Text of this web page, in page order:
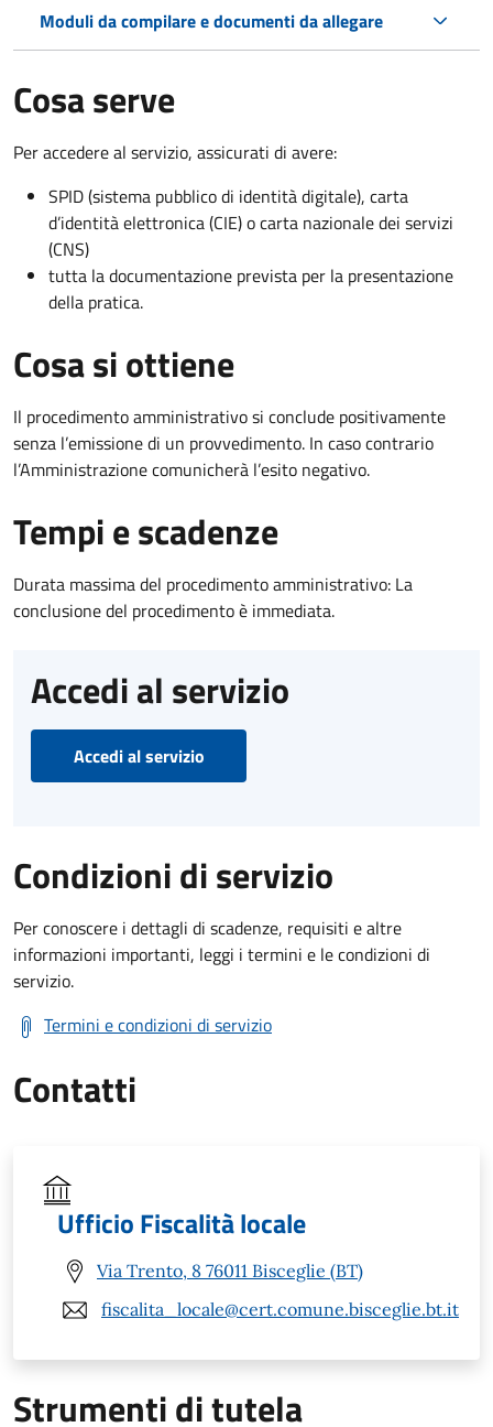
Moduli da compilare e documenti da allegare
Cosa serve
Per accedere al servizio, assicurati di avere:
SPID (sistema pubblico di identità digitale), carta
d’identità elettronica (CIE) o carta nazionale dei servizi
(CNS)
tutta la documentazione prevista per la presentazione
della pratica.
Cosa si ottiene
Il procedimento amministrativo si conclude positivamente
senza l’emissione di un provvedimento. In caso contrario
l’Amministrazione comunicherà l’esito negativo.
Tempi e scadenze
Durata massima del procedimento amministrativo: La
conclusione del procedimento è immediata.
Accedi al servizio
Accedi al servizio
Condizioni di servizio
Per conoscere i dettagli di scadenze, requisiti e altre
informazioni importanti, leggi i termini e le condizioni di
servizio.
Termini e condizioni di servizio
Contatti
Ufficio Fiscalità locale
Via Trento, 8 76011 Bisceglie (BT)
fiscalita_locale@cert.comune.bisceglie.bt.it
Strumenti di tutela